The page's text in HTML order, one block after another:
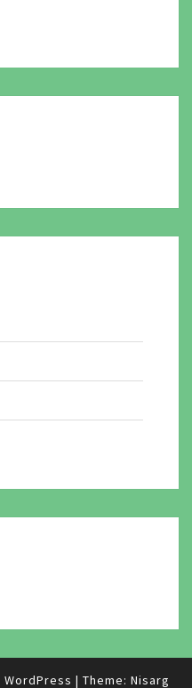
WordPress | Theme: Nisarg